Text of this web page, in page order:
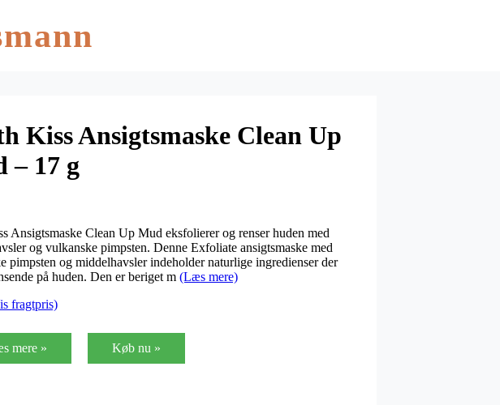
Kiss Ansigtsmaske Clean Up
– 17 g
Ansigtsmaske Clean Up Mud eksfolierer og renser huden med
og vulkanske pimpsten. Denne Exfoliate ansigtsmaske med
pimpsten og middelhavsler indeholder naturlige ingredienser der
på huden. Den er beriget m (Læs mere)
fragtpris)
mere » Køb nu »